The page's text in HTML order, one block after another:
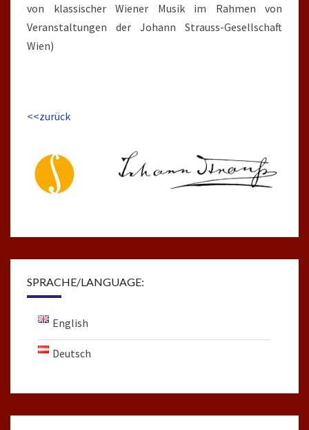
von klassischer Wiener Musik im Rahmen von
Veranstaltungen der Johann Strauss-Gesellschaft
Wien)
<<zurück
SPRACHE/LANGUAGE:
English
Deutsch